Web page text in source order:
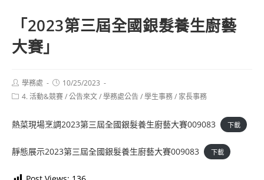
「2023第三屆全國銀髮養生廚藝
大賽」
Post
author:
學務處
Post
published:
10/25/2023
Post4. 活動&競賽/公告來文/學務處公告/學生事務/ 家長事務
熱菜現場烹調2023第三屆全國銀髮養生廚藝大賽009083 下載
靜態展示2023第三屆全國銀髮養生廚藝大賽009083 下載